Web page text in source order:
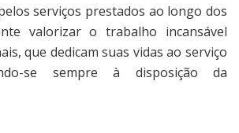
serviços prestados ao longo dos
valorizar o trabalho incansável
que dedicam suas vidas ao serviço
se sempre à disposição da